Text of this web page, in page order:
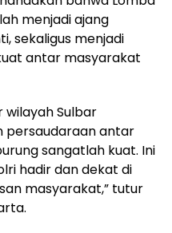
menjadi ajang
sekaligus menjadi
antar masyarakat
wilayah Sulbar
persaudaraan antar
sangatlah kuat. Ini
hadir dan dekat di
masyarakat,” tutur